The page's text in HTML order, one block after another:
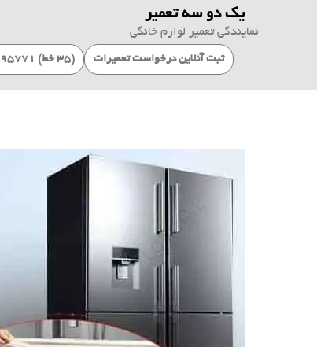
یک دو سه تعمیر
نمایندگی تعمیر لوارم خانگی
(۳۵ خط) 91095771-021 ثبت آنلاین درخواست تعمیرات